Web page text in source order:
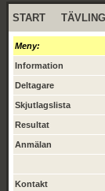
START
Meny:
Information
Deltagare
Skjutlagslista
Resultat
Anmälan
Kontakt